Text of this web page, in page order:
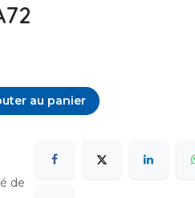
au panier
de